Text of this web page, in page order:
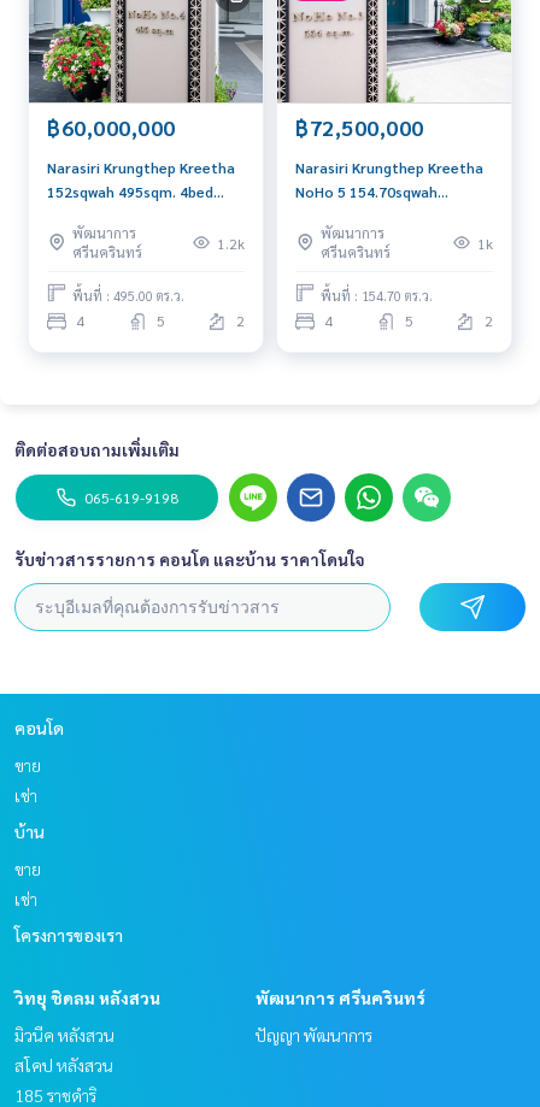
฿60,000,000
Narasiri Krungthep Kreetha
152sqwah 495sqm. 4bed
0656199198
พัฒนาการ
ศรีนครินทร์
1.2k
พื้นที่ : 495.00 ตร.ว.
4 5 2
฿72,500,000
Narasiri Krungthep Kreetha
NoHo 5 154.70sqwah
พัฒนาการ
ศรีนครินทร์
1k
พื้นที่ : 154.70 ตร.ว.
4 5 2
ติดต่อสอบถามเพิ่มเติม
065-619-9198
รับข่าวสารรายการ คอนโด และบ้าน ราคาโดนใจ
คอนโด
ขาย
เช่า
บ้าน
ขาย
เช่า
โครงการของเรา
วิทยุ ชิดลม หลังสวน
มิวนีค หลังสวน
สโคป หลังสวน
185 ราชดำริ
พัฒนาการ ศรีนครินทร์
ปัญญา พัฒนาการ